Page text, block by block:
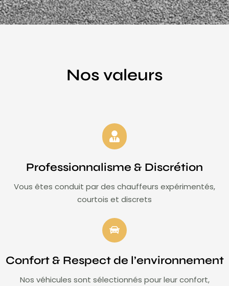
Nos valeurs
Professionnalisme & Discrétion
Vous êtes conduit par des chauffeurs expérimentés,
courtois et discrets
Confort & Respect de l’environnement
Nos véhicules sont sélectionnés pour leur confort,